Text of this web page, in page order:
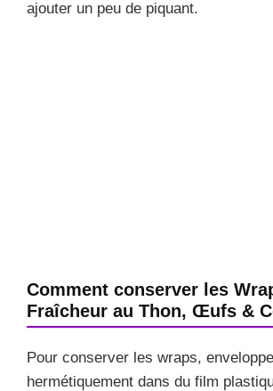
ajouter un peu de piquant.
Comment conserver les
Fraîcheur au Thon, Œufs &
Pour conserver les wraps,
hermétiquement dans du film